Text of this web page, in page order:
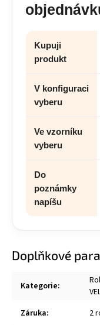
Kupuji
produkt
V konfiguraci
vyberu
Ve vzorníku
vyberu
Do
poznámky
napíšu
Doplňkové
Kategorie:
Záruka: 2